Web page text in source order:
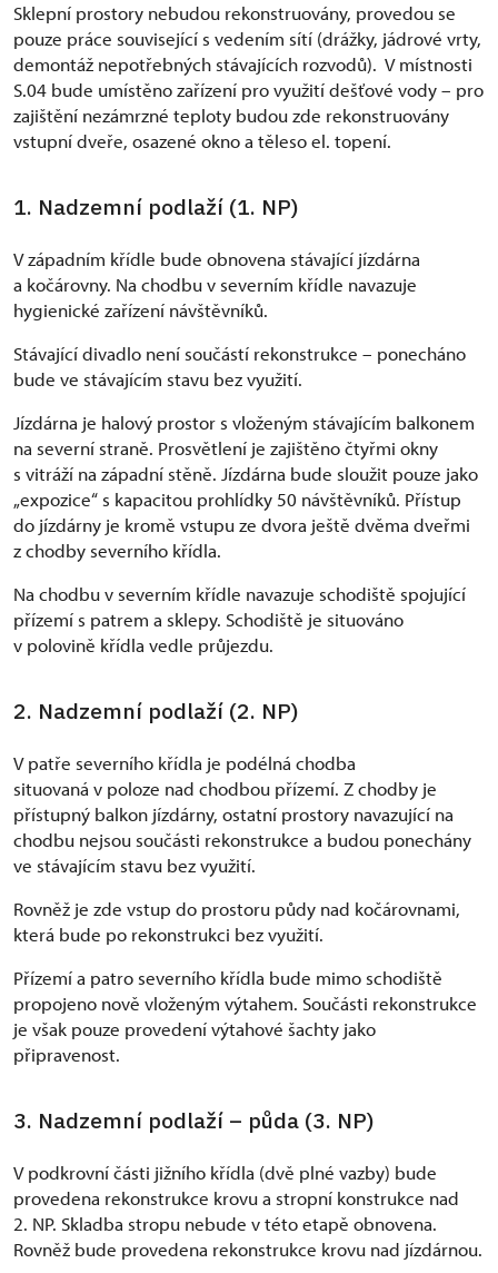
Sklepní prostory nebudou rekonstruovány, provedou se
pouze práce související s vedením sítí (drážky, jádrové vrty,
demontáž nepotřebných stávajících rozvodů). V místnosti
S.04 bude umístěno zařízení pro využití dešťové vody – pro
zajištění nezámrzné teploty budou zde rekonstruovány
vstupní dveře, osazené okno a těleso el. topení.
1. Nadzemní podlaží (1. NP)
V západním křídle bude obnovena stávající jízdárna
a kočárovny. Na chodbu v severním křídle navazuje
hygienické zařízení návštěvníků.
Stávající divadlo není součástí rekonstrukce – ponecháno
bude ve stávajícím stavu bez využití.
Jízdárna je halový prostor s vloženým stávajícím balkonem
na severní straně. Prosvětlení je zajištěno čtyřmi okny
s vitráží na západní stěně. Jízdárna bude sloužit pouze jako
„expozice“ s kapacitou prohlídky 50 návštěvníků. Přístup
do jízdárny je kromě vstupu ze dvora ještě dvěma dveřmi
z chodby severního křídla.
Na chodbu v severním křídle navazuje schodiště spojující
přízemí s patrem a sklepy. Schodiště je situováno
v polovině křídla vedle průjezdu.
2. Nadzemní podlaží (2. NP)
V patře severního křídla je podélná chodba
situovaná v poloze nad chodbou přízemí. Z chodby je
přístupný balkon jízdárny, ostatní prostory navazující na
chodbu nejsou součásti rekonstrukce a budou ponechány
ve stávajícím stavu bez využití.
Rovněž je zde vstup do prostoru půdy nad kočárovnami,
která bude po rekonstrukci bez využití.
Přízemí a patro severního křídla bude mimo schodiště
propojeno nově vloženým výtahem. Součásti rekonstrukce
je však pouze provedení výtahové šachty jako
připravenost.
3. Nadzemní podlaží – půda (3. NP)
V podkrovní části jižního křídla (dvě plné vazby) bude
provedena rekonstrukce krovu a stropní konstrukce nad
2. NP. Skladba stropu nebude v této etapě obnovena.
Rovněž bude provedena rekonstrukce krovu nad jízdárnou.